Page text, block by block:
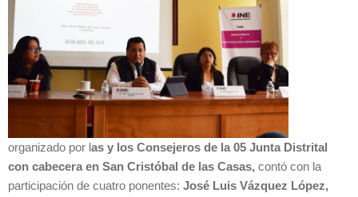
organizado por l as y los Consejeros de la 05 Junta Distrital
con cabecera en San Cristóbal de las Casas, contó con la
participación de cuatro ponentes: José Luis Vázquez López,